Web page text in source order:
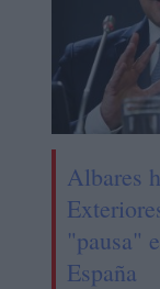
Albares
"pausa"
España